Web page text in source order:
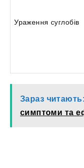
Ураження суглобів
Зараз читають:
симптоми та